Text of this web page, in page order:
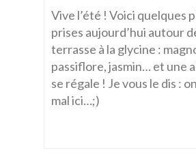
Vive l’été ! Voici quelques
prises aujourd’hui autour
terrasse à la glycine :
passiflore, jasmin… et une
se régale ! Je vous le dis :
mal ici…;)